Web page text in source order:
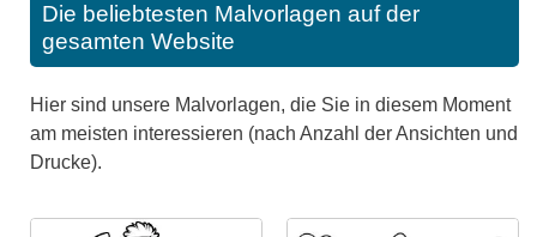
Die beliebtesten Malvorlagen auf der
gesamten Website
Hier sind unsere Malvorlagen, die Sie in diesem Moment
am meisten interessieren (nach Anzahl der Ansichten und
Drucke).